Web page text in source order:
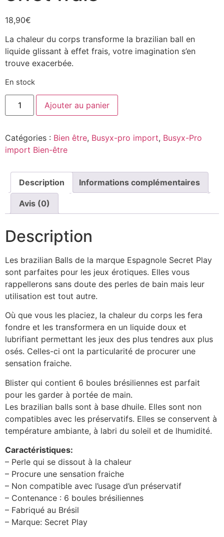
18,90€
La chaleur du corps transforme la brazilian ball en
liquide glissant à effet frais, votre imagination s’en
trouve exacerbée.
En stock
Ajouter au panier
Catégories : Bien être, Busyx-pro import, Busyx-Pro
import Bien-être
Description Informations complémentaires
Avis (0)
Description
Les brazilian Balls de la marque Espagnole Secret Play
sont parfaites pour les jeux érotiques. Elles vous
rappellerons sans doute des perles de bain mais leur
utilisation est tout autre.
Où que vous les placiez, la chaleur du corps les fera
fondre et les transformera en un liquide doux et
lubrifiant permettant les jeux des plus tendres aux plus
osés. Celles-ci ont la particularité de procurer une
sensation fraiche.
Blister qui contient 6 boules brésiliennes est parfait
pour les garder à portée de main.
Les brazilian balls sont à base dhuile. Elles sont non
compatibles avec les préservatifs. Elles se conservent à
température ambiante, à labri du soleil et de lhumidité.
Caractéristiques:
– Perle qui se dissout à la chaleur
– Procure une sensation fraiche
– Non compatible avec l’usage d’un préservatif
– Contenance : 6 boules brésiliennes
– Fabriqué au Brésil
– Marque: Secret Play